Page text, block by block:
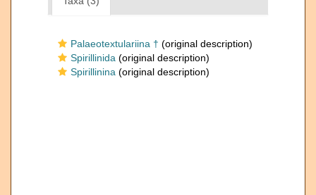
Palaeotextulariina † (original description)
Spirillinida (original description)
Spirillinina (original description)